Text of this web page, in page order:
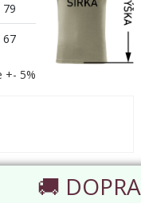
79
67
+- 5%
🚚